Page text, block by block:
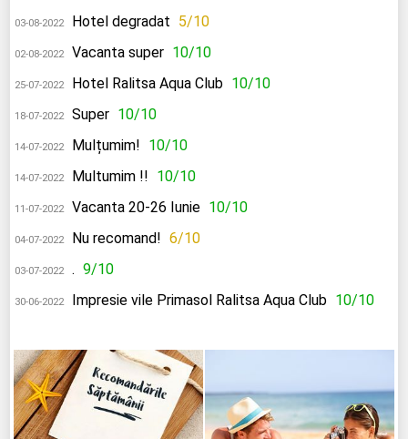
03-08-2022 Hotel degradat 5/10
02-08-2022 Vacanta super 10/10
25-07-2022 Hotel Ralitsa Aqua Club 10/10
18-07-2022 Super 10/10
14-07-2022 Mulțumim! 10/10
14-07-2022 Multumim !! 10/10
11-07-2022 Vacanta 20-26 Iunie 10/10
04-07-2022 Nu recomand! 6/10
03-07-2022 . 9/10
30-06-2022 Impresie vile Primasol Ralitsa Aqua Club 10/10